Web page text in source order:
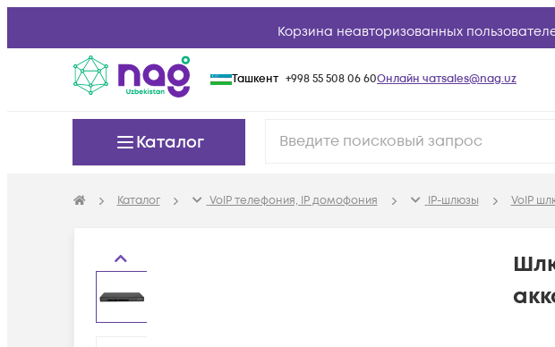
Корзина неавторизованных
Ташкент +998 55 508 06 60Онлайн чатsales@nag.uz
Каталог
Каталог VoIP телефония, IP домофония IP-шлюзы VoIP